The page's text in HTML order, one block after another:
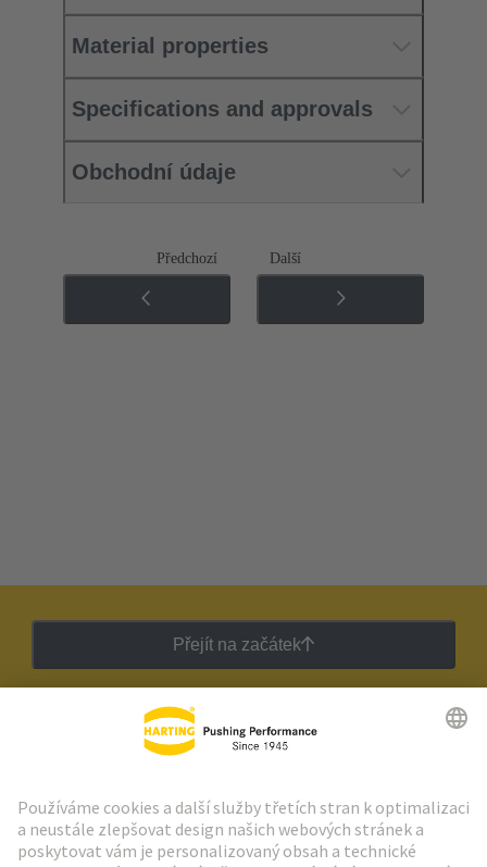
Material properties
Specifications and approvals
Obchodní údaje
Předchozí Další
Přejít na začátek
Zpravodaj HARTING